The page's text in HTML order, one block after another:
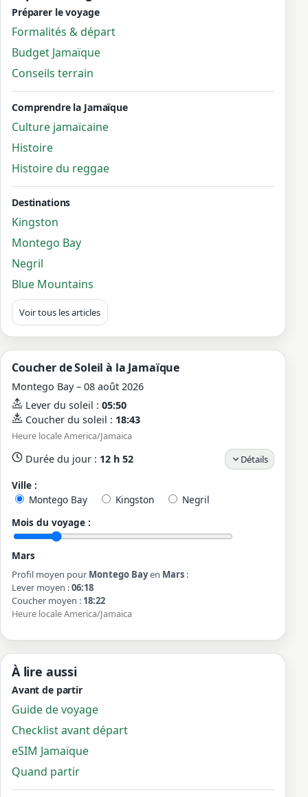
Préparer le voyage
Formalités & départ
Budget Jamaïque
Conseils terrain
Comprendre la Jamaïque
Culture jamaïcaine
Histoire
Histoire du reggae
Destinations
Kingston
Montego Bay
Negril
Blue Mountains
Voir tous les articles
Coucher de Soleil à la Jamaïque
Montego Bay – 08 août 2026
Lever du soleil : 05:50
Coucher du soleil : 18:43
Heure locale America/Jamaica
Durée du jour : 12 h 52 Détails
Ville :
Montego Bay
Kingston
Negril
Mois du voyage :
Mars
Profil moyen pour Montego Bayen Mars :
Lever moyen :06:18
Coucher moyen : 18:22
Heure locale America/Jamaica
À lire aussi
Avant de partir
Guide de voyage
Checklist avant départ
eSIM Jamaïque
Quand partir